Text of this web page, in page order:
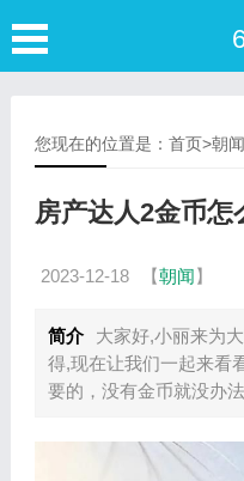
您现在的位置是： 首页>朝闻
房产达人2金币怎
2023-12-18 【朝闻】
简介
大家好,小丽来为
得,现在让我们一起来看
要的，没有金币就没办